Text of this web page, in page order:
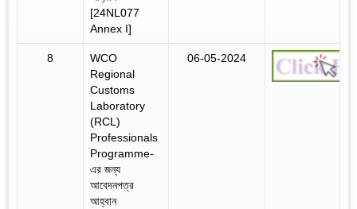
[24NL077
Annex I]
8
WCO
Regional
Customs
Laboratory
(RCL)
Professionals
Programme-
এর জন্য
আবেদনপত্র
আহ্বান
06-05-2024